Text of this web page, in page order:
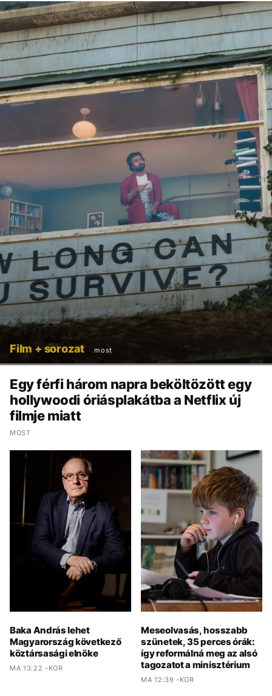
Film + sorozat most
Egy férfi három napra beköltözött egy
hollywoodi óriásplakátba a Netflix új
filmje miatt
MOST
Baka András lehet
Magyarország következő
köztársasági elnöke
MA 13:22 -KOR
Meseolvasás, hosszabb
szünetek, 35 perces órák:
így reformálná meg az alsó
tagozatot a minisztérium
MA 12:39 -KOR